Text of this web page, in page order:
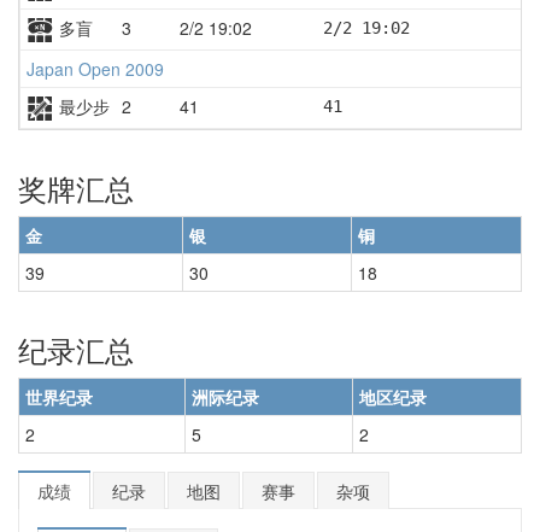
多盲 3 2/2 19:02 2/2 19:02
Japan Open 2009
最少步 2 41 41
奖牌汇总
金 银
铜
39
30 18
纪录汇总
世界纪录 洲际纪录
地区纪录
2
5 2
成绩 纪录 地图 赛事 杂项